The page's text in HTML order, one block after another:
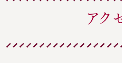
アク